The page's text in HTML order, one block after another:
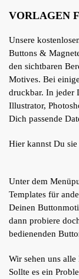
VORLAGEN
Unsere
Buttons &
den sichtbaren
Motives. Bei
druckbar. In jeder
Illustrator,
Dich passende
Hier kannst Du
Unter dem
Templates für
Deinen
dann probiere
bedienenden
Wir sehen uns
Sollte es ein